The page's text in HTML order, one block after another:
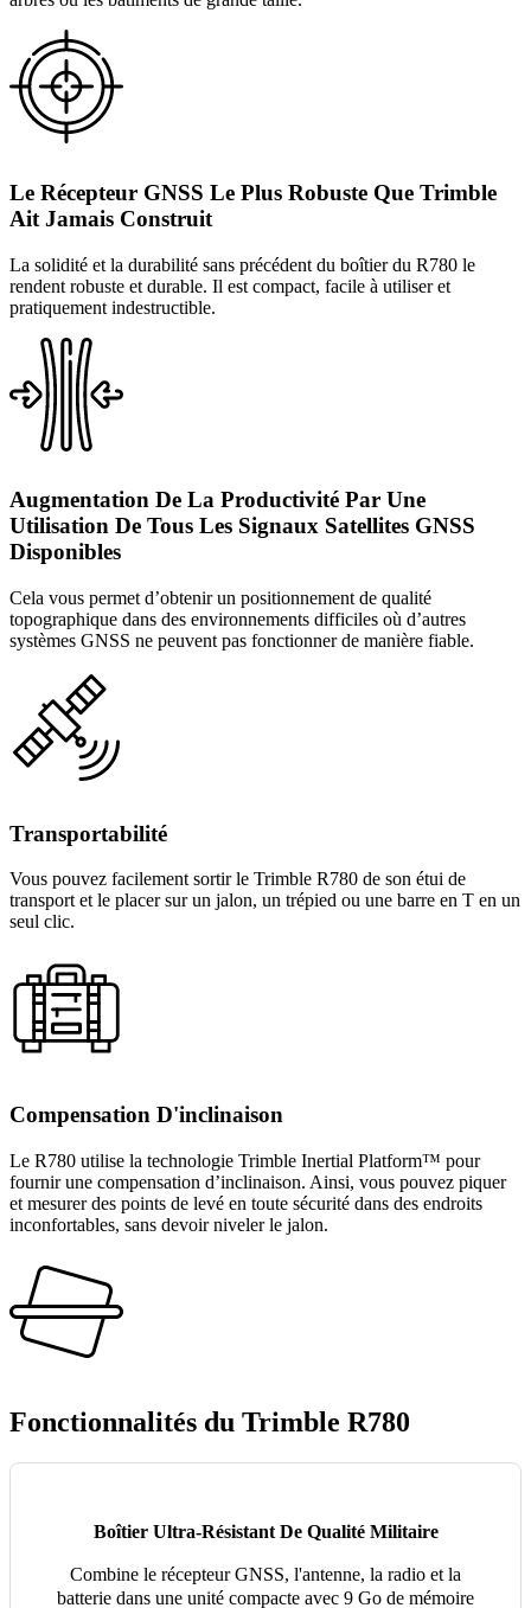
Le Récepteur GNSS Le Plus Robuste Que Trimble
Ait Jamais Construit
La solidité et la durabilité sans précédent du boîtier du R780 le
rendent robuste et durable. Il est compact, facile à utiliser et
pratiquement indestructible.
Augmentation De La Productivité Par Une
Utilisation De Tous Les Signaux Satellites GNSS
Disponibles
Cela vous permet d’obtenir un positionnement de qualité
topographique dans des environnements difficiles où d’autres
systèmes GNSS ne peuvent pas fonctionner de manière fiable.
Transportabilité
Vous pouvez facilement sortir le Trimble R780 de son étui de
transport et le placer sur un jalon, un trépied ou une barre en T en un
seul clic.
Compensation D'inclinaison
Le R780 utilise la technologie Trimble Inertial Platform™ pour
fournir une compensation d’inclinaison. Ainsi, vous pouvez piquer
et mesurer des points de levé en toute sécurité dans des endroits
inconfortables, sans devoir niveler le jalon.
Fonctionnalités du Trimble R780
Boîtier Ultra-Résistant De Qualité Militaire
Combine le récepteur GNSS, l'antenne, la radio et la
batterie dans une unité compacte avec 9 Go de mémoire